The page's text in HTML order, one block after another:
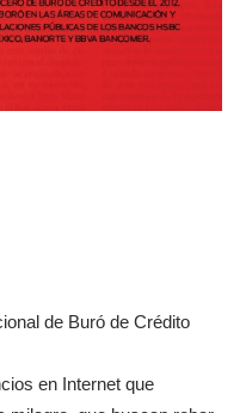
de Buró de Crédito
en Internet que